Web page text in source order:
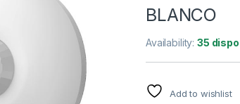
BLANCO
Availability:35
Add to wishlist